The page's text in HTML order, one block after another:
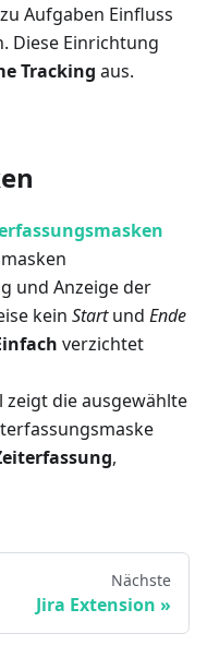
Aufgaben Einfluss
Diese Einrichtung
Tracking aus.
und Anzeige der
kein Startund Ende
verzichtet
zeigt die ausgewählte
,
Nächste
Jira Extension